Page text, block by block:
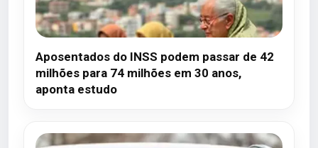
Aposentados do INSS podem passar de 42
milhões para 74 milhões em 30 anos,
aponta estudo